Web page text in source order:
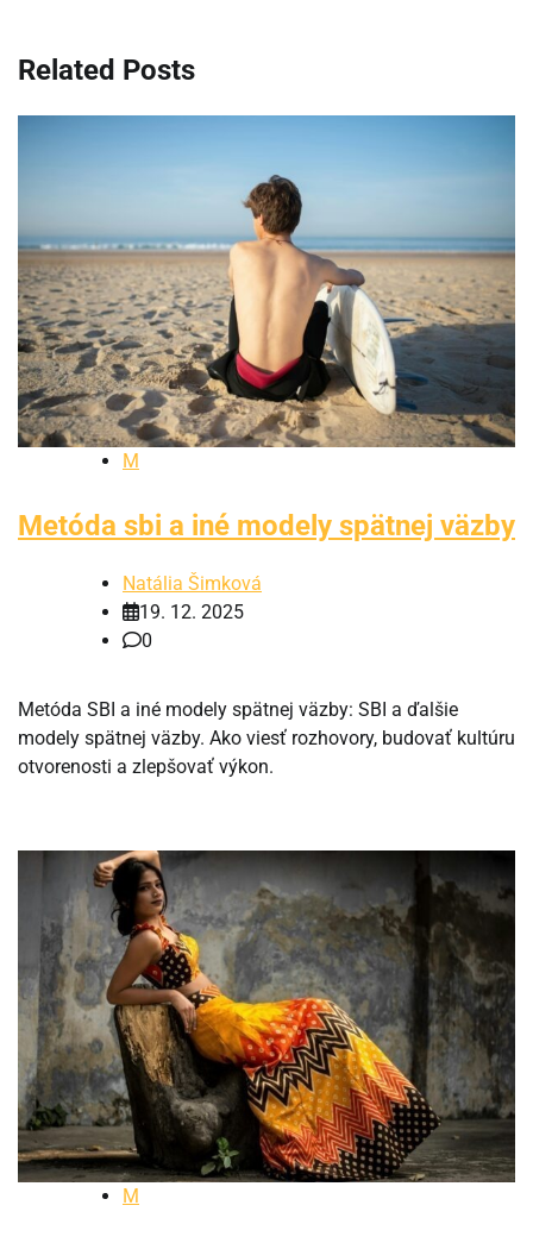
Related Posts
M
Metóda sbi a iné modely spätnej väzby
Natália Šimková
19. 12. 2025
0
Metóda SBI a iné modely spätnej väzby: SBI a ďalšie
modely spätnej väzby. Ako viesť rozhovory, budovať kultúru
otvorenosti a zlepšovať výkon.
M